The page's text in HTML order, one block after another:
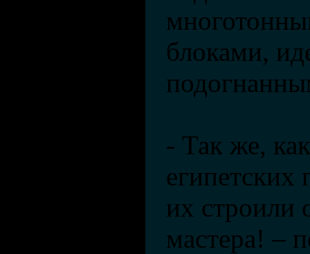
блоками,
- Так же,
египетских
их строили
мастера! –